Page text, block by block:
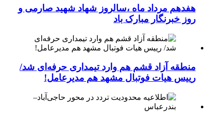
هفدهم مرداد ماه ،سالروز شهاد شهید صارمی و
روز خبرنگار مبارک باد
منطقه آزاد قشم هم وارد تیمداری حرفه‌ای شد/
رییس هیات فوتبال مشهد هم مدیرعامل!